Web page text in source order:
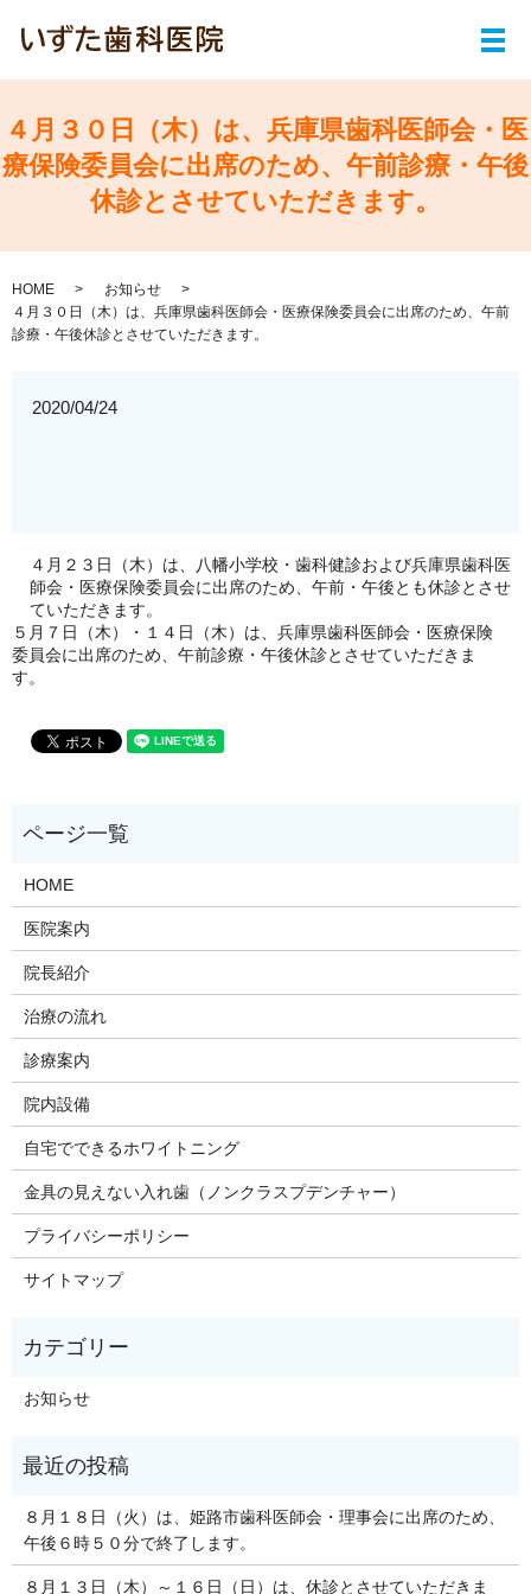
メ
４月３０日（木）は、兵庫県歯科医師会・医
療保険委員会に出席のため、午前診療・午後
休診とさせていただきます。
HOME
お知らせ
４月３０日（木）は、兵庫県歯科医師会・医療保険委員会に出席のため、午前
診療・午後休診とさせていただきます。
2020/04/24
４月２３日（木）は、八幡小学校・歯科健診および兵庫県歯科医
師会・医療保険委員会に出席のため、午前・午後とも休診とさせ
ていただきます。
５月７日（木）・１４日（木）は、兵庫県歯科医師会・医療保険
委員会に出席のため、午前診療・午後休診とさせていただきま
す。
HOME
医院案内
院長紹介
治療の流れ
診療案内
院内設備
自宅でできるホワイトニング
金具の見えない入れ歯（ノンクラスプデンチャー）
プライバシーポリシー
サイトマップ
お知らせ
８月１８日（火）は、姫路市歯科医師会・理事会に出席のため、
午後６時５０分で終了します。
８月１３日（木）～１６日（日）は、休診とさせていただきま